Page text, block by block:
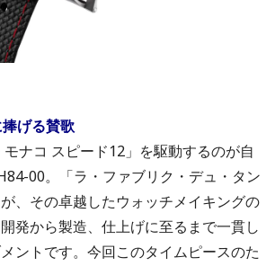
げる賛歌
モナコ スピード12」を駆動するのが自
00。「ラ・ファブリク・デュ・タン
、その卓越したウォッチメイキングの
発から製造、仕上げに至るまで一貫し
ントです。今回このタイムピースのた